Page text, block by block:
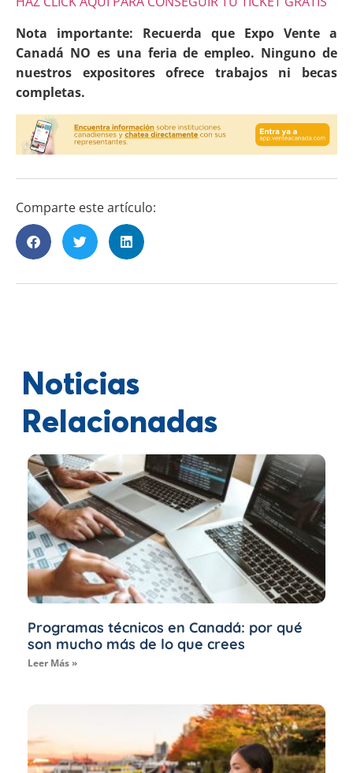
Nota importante: Recuerda que Expo Vente a
Canadá NO es una feria de empleo. Ninguno de
nuestros expositores ofrece trabajos ni becas
completas.
Comparte este artículo:
Noticias
Relacionadas
Programas técnicos en Canadá: por qué
son mucho más de lo que crees
Leer Más »